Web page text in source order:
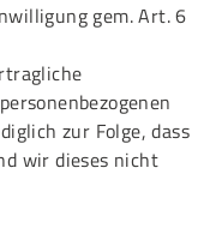
gem. Art. 6
zur Folge, dass
wir dieses nicht